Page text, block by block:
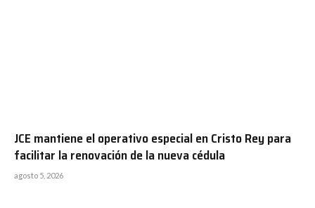
JCE mantiene el operativo especial en Cristo Rey para
facilitar la renovación de la nueva cédula
agosto 5, 2026